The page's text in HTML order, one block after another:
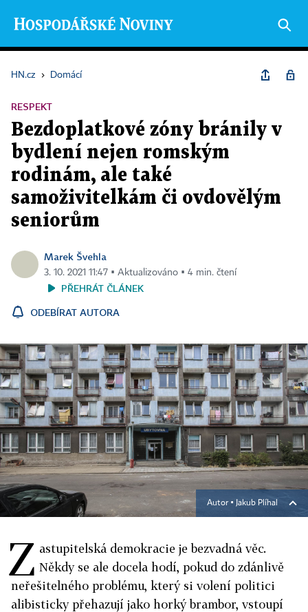
HN.cz › Domácí
RESPEKT
Bezdoplatkové zóny bránily v
bydlení nejen romským
rodinám, ale také
samoživitelkám či ovdovělým
seniorům
Marek Švehla
3. 10. 2021 11:47 ▪ Aktualizováno ▪ 4 min. čtení
PŘEHRÁT ČLÁNEK
ODEBÍRAT AUTORA
Autor ▪ Jakub Plíhal
Z astupitelská demokracie je bezvadná věc.
Někdy se ale docela hodí, pokud do zdánlivě
neřešitelného problému, který si volení politici
alibisticky přehazují jako horký brambor, vstoupí